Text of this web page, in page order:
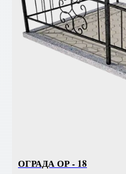
ОГРАДА ОР - 18